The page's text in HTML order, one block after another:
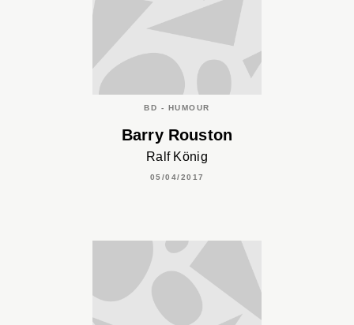
BD - HUMOUR
Barry Rouston
Ralf König
05/04/2017